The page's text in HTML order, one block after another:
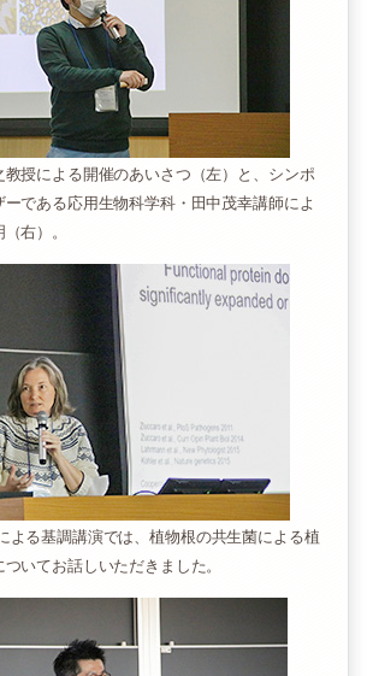
教授による開催のあいさつ（左）と、シンポ
である応用生物科学科・田中茂幸講師によ
右）。
る基調講演では、植物根の共生菌による植
いてお話しいただきました。